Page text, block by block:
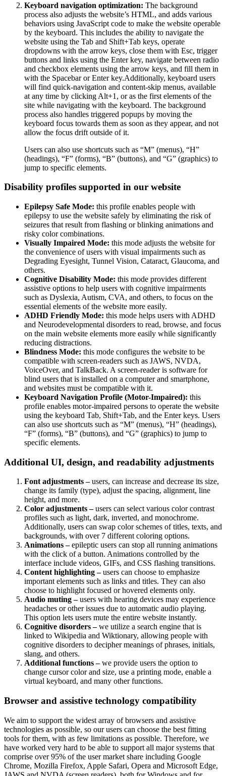
Keyboard navigation optimization: The background
process also adjusts the website’s HTML, and adds various
behaviors using JavaScript code to make the website operable
by the keyboard. This includes the ability to navigate the
website using the Tab and Shift+Tab keys, operate
dropdowns with the arrow keys, close them with Esc, trigger
buttons and links using the Enter key, navigate between radio
and checkbox elements using the arrow keys, and fill them in
with the Spacebar or Enter key.Additionally, keyboard users
will find quick-navigation and content-skip menus, available
at any time by clicking Alt+1, or as the first elements of the
site while navigating with the keyboard. The background
process also handles triggered popups by moving the
keyboard focus towards them as soon as they appear, and not
allow the focus drift outside of it.
Users can also use shortcuts such as “M” (menus), “H”
(headings), “F” (forms), “B” (buttons), and “G” (graphics) to
jump to specific elements.
Disability profiles supported in our website
Epilepsy Safe Mode: this profile enables people with
epilepsy to use the website safely by eliminating the risk of
seizures that result from flashing or blinking animations and
risky color combinations.
Visually Impaired Mode: this mode adjusts the website for
the convenience of users with visual impairments such as
Degrading Eyesight, Tunnel Vision, Cataract, Glaucoma, and
others.
Cognitive Disability Mode: this mode provides different
assistive options to help users with cognitive impairments
such as Dyslexia, Autism, CVA, and others, to focus on the
essential elements of the website more easily.
ADHD Friendly Mode: this mode helps users with ADHD
and Neurodevelopmental disorders to read, browse, and focus
on the main website elements more easily while significantly
reducing distractions.
Blindness Mode: this mode configures the website to be
compatible with screen-readers such as JAWS, NVDA,
VoiceOver, and TalkBack. A screen-reader is software for
blind users that is installed on a computer and smartphone,
and websites must be compatible with it.
Keyboard Navigation Profile (Motor-Impaired): this
profile enables motor-impaired persons to operate the website
using the keyboard Tab, Shift+Tab, and the Enter keys. Users
can also use shortcuts such as “M” (menus), “H” (headings),
“F” (forms), “B” (buttons), and “G” (graphics) to jump to
specific elements.
Additional UI, design, and readability adjustments
Font adjustments –users, can increase and decrease its size,
change its family (type), adjust the spacing, alignment, line
height, and more.
Color adjustments –users can select various color contrast
profiles such as light, dark, inverted, and monochrome.
Additionally, users can swap color schemes of titles, texts, and
backgrounds, with over 7 different coloring options.
Animations –epileptic users can stop all running animations
with the click of a button. Animations controlled by the
interface include videos, GIFs, and CSS flashing transitions.
Content highlighting –users can choose to emphasize
important elements such as links and titles. They can also
choose to highlight focused or hovered elements only.
Audio muting –users with hearing devices may experience
headaches or other issues due to automatic audio playing.
This option lets users mute the entire website instantly.
Cognitive disorders –we utilize a search engine that is
linked to Wikipedia and Wiktionary, allowing people with
cognitive disorders to decipher meanings of phrases, initials,
slang, and others.
Additional functions –we provide users the option to
change cursor color and size, use a printing mode, enable a
virtual keyboard, and many other functions.
Browser and assistive technology compatibility
We aim to support the widest array of browsers and assistive
technologies as possible, so our users can choose the best fitting
tools for them, with as few limitations as possible. Therefore, we
have worked very hard to be able to support all major systems that
comprise over 95% of the user market share including Google
Chrome, Mozilla Firefox, Apple Safari, Opera and Microsoft Edge,